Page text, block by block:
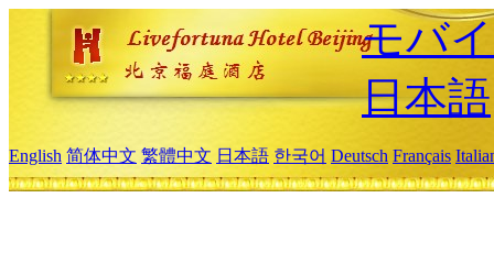
モバ
日本語
English 简体中文 繁體中文 日本語 한국어 Deutsch Français